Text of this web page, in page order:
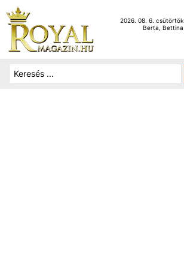
2026. 08. 6. csütörtök
Berta, Bettina